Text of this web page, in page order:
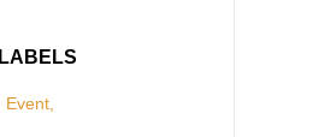
LABELS
Event,